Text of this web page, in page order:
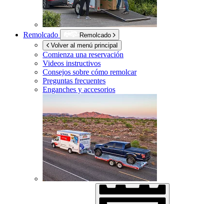
Remolcado
Remolcado
Volver al menú principal
Comienza una reservación
Videos instructivos
Consejos sobre cómo remolcar
Preguntas frecuentes
Enganches y accesorios